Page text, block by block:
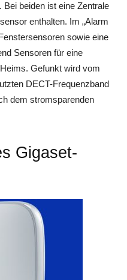
Bei beiden ist eine Zentrale
enthalten. Im „Alarm
sowie eine
Sensoren für eine
Gefunkt wird vom
DECT-Frequenzband
dem stromsparenden
Gigaset-